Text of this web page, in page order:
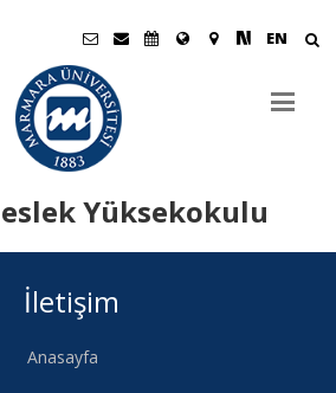
EN
Yüksekokulu
İletişim
Anasayfa